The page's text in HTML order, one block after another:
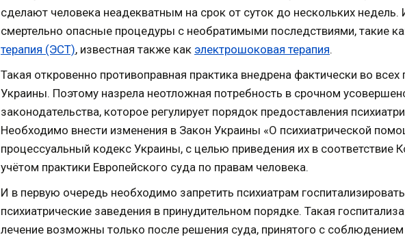
сделают человека неадекватным на срок от суток до нескольких
смертельно опасные процедуры с необратимыми последствиями, такие
терапия (ЭСТ), известная также как электрошоковая терапия.
Такая откровенно противоправная практика внедрена фактически во всех
Украины. Поэтому назрела неотложная потребность в срочном
законодательства, которое регулирует порядок предоставления
Необходимо внести изменения в Закон Украины «О психиатрической
процессуальный кодекс Украины, с целью приведения их в соответствие
учётом практики Европейского суда по правам человека.
И в первую очередь необходимо запретить психиатрам
психиатрические заведения в принудительном порядке. Такая
лечение возможны только после решения суда, принятого с соблюдением